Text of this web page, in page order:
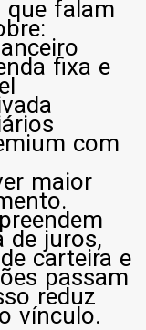
que falam
fixa e
com
maior
de juros,
carteira e
passam
reduz
vínculo.